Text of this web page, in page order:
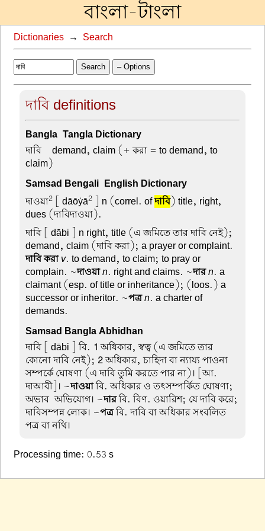
বাংলা-টাংলা
Dictionaries → Search
Search – Options
দাবি definitions
Bangla-Tangla Dictionary
দাবি –demand, claim (+ করা = to demand, to
claim)
Samsad Bengali-English Dictionary
দাওয়া2 [ dāōẏā2 ] n (correl. ofদাবি) title, right,
dues (দাবিদাওয়া).
দাবি [ dābi ] n right, title (এ জমিতে তার দাবি নেই);
demand, claim (দাবি করা); a prayer or complaint.
দাবি করা v. to demand, to claim; to pray or
complain. ~দাওয়াn. right and claims. ~দারn. a
claimant (esp. of title or inheritance); (loos.) a
successor or inheritor. ~পত্রn. a charter of
demands.
Samsad Bangla Abhidhan
দাবি [ dābi ] বি. 1 অধিকার, স্বত্ব (এ জমিতে তার
কোনো দাবি নেই); 2অধিকার, চাহিদা বা ন্যায্য পাওনা
সম্পর্কে ঘোষণা (এ দাবি তুমি করতে পার না)। [আ.
দাআবী]। ~দাওয়াবি. অধিকার ও তৎসম্পর্কিত ঘোষণা;
অভাব-অভিযোগ। ~দারবি. বিণ. ওয়ারিশ; যে দাবি করে;
দাবিসম্পন্ন লোক। ~পত্রবি. দাবি বা অধিকার সংবলিত
পত্র বা নথি।
Processing time: 0.53 s